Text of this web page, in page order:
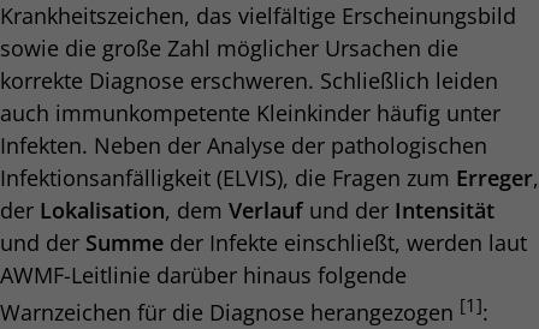
Krankheitszeichen, das vielfältige Erscheinungsbild
sowie die große Zahl möglicher Ursachen die
korrekte Diagnose erschweren. Schließlich leiden
auch immunkompetente Kleinkinder häufig unter
Infekten. Neben der Analyse der pathologischen
Infektionsanfälligkeit (ELVIS), die Fragen zum Erreger,
der Lokalisation, dem Verlauf und der Intensität
und der Summe der Infekte einschließt, werden laut
AWMF-Leitlinie darüber hinaus folgende
Warnzeichen für die Diagnose herangezogen [1]: